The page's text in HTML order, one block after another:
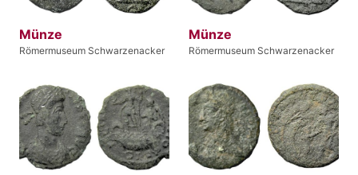
Münze
Römermuseum Schwarzenacker
Münze
Römermuseum Schwarzenacker